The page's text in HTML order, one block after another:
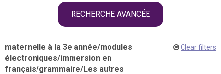
RECHERCHE AVANCÉE
maternelle à la 3e année/modules
électroniques/immersion en
français/grammaire/Les autres
Clear filters